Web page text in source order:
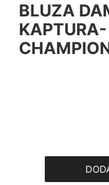
BLUZA